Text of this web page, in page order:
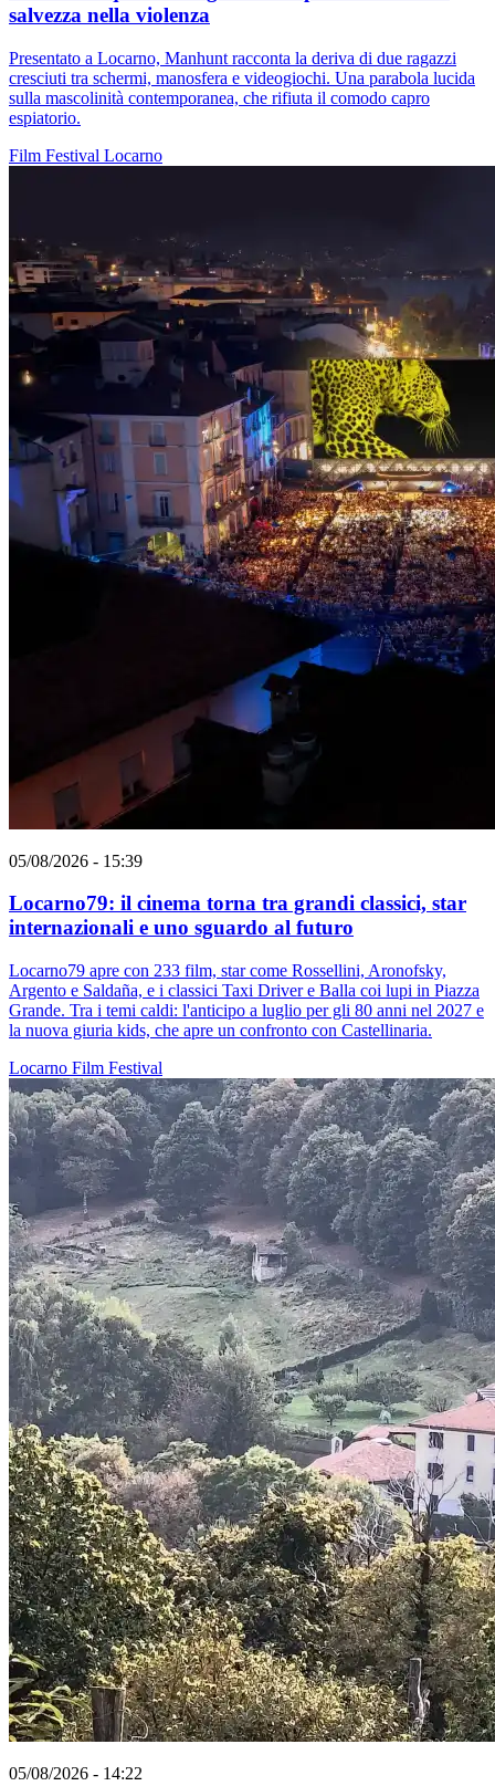
salvezza nella violenza
Presentato a Locarno, Manhunt racconta la deriva di due ragazzi
cresciuti tra schermi, manosfera e videogiochi. Una parabola lucida
sulla mascolinità contemporanea, che rifiuta il comodo capro
espiatorio.
Film Festival Locarno
05/08/2026 - 15:39
Locarno79: il cinema torna tra grandi classici, star
internazionali e uno sguardo al futuro
Locarno79 apre con 233 film, star come Rossellini, Aronofsky,
Argento e Saldaña, e i classici Taxi Driver e Balla coi lupi in Piazza
Grande. Tra i temi caldi: l'anticipo a luglio per gli 80 anni nel 2027 e
la nuova giuria kids, che apre un confronto con Castellinaria.
Locarno Film Festival
05/08/2026 - 14:22